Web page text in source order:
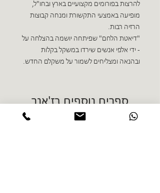
להרצות בפורומים מקצועיים בארץ ובחו"ל,
מופיעה באמצעי התקשורת ומנחה קבוצות
הרזיה רבות.
"דיאטת הלחם" שפיתחה יושמה בהצלחה על
- ידי אלפי אנשים שירדו במשקל בקלות
ובהנאה ומצליחים לשמור על משקלם החדש.
ספרים נוספים בז'אנר